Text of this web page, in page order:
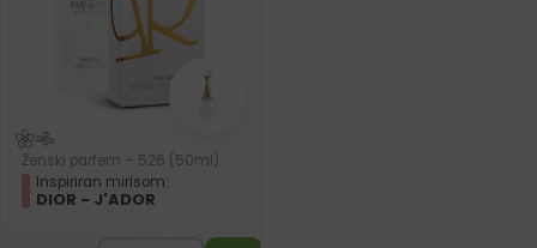
Ženski parfem – 526 (50ml)
Inspiriran mirisom:
DIOR - J'ADOR